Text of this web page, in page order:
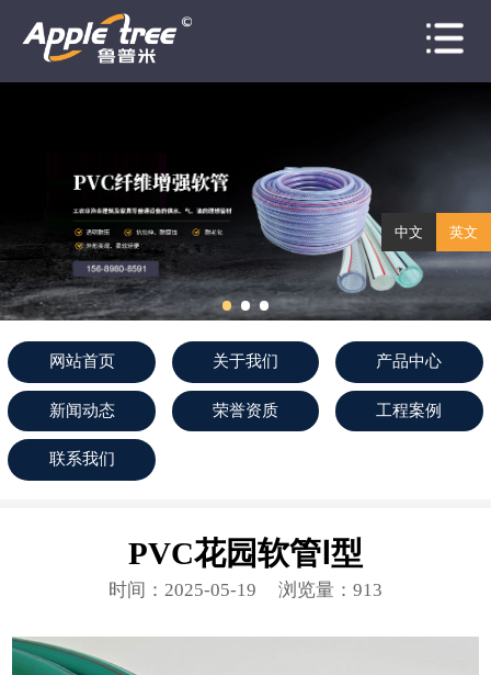
关于我们
新闻动态
荣誉资质
工程案例
联系我们
网站首页 关于我们 产品中心
新闻动态 荣誉资质 工程案例
联系我们
PVC花园软管Ⅰ型
时间：2025-05-19 浏览量：913
中文 英文